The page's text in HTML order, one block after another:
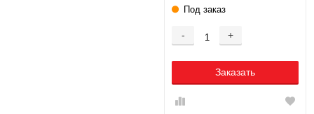
Под заказ
- +
Заказать